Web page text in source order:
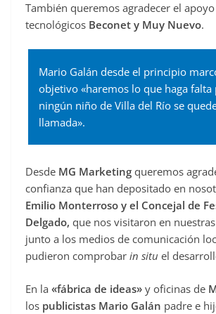
También queremos agradecer el
tecnológicos Beconet y Muy Nuevo.
Mario Galán desde el principio
objetivo «haremos lo que haga falta
ningún niño de Villa del Río se
llamada».
Desde MG Marketing queremos
confianza que han depositado en
Emilio Monterroso y el Concejal de
Delgado, que nos visitaron en
junto a los medios de comunicación
pudieron comprobar in situ el
En la «fábrica de ideas» y oficinas de
los publicistas Mario Galán padre e